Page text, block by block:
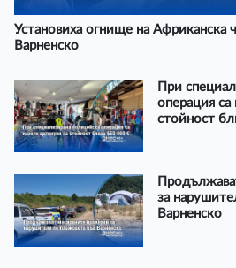
Установиха огнище на Африканска
Варненско
При
операция са
стойност
за
Варненско